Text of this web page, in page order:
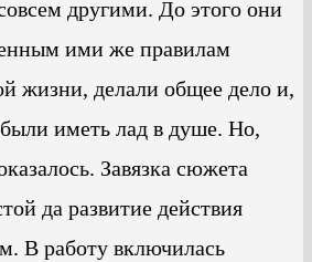
другими. До этого они
ими же правилам
жизни, делали общее дело и,
иметь лад в душе. Но,
Завязка сюжета
да развитие действия
В работу включилась